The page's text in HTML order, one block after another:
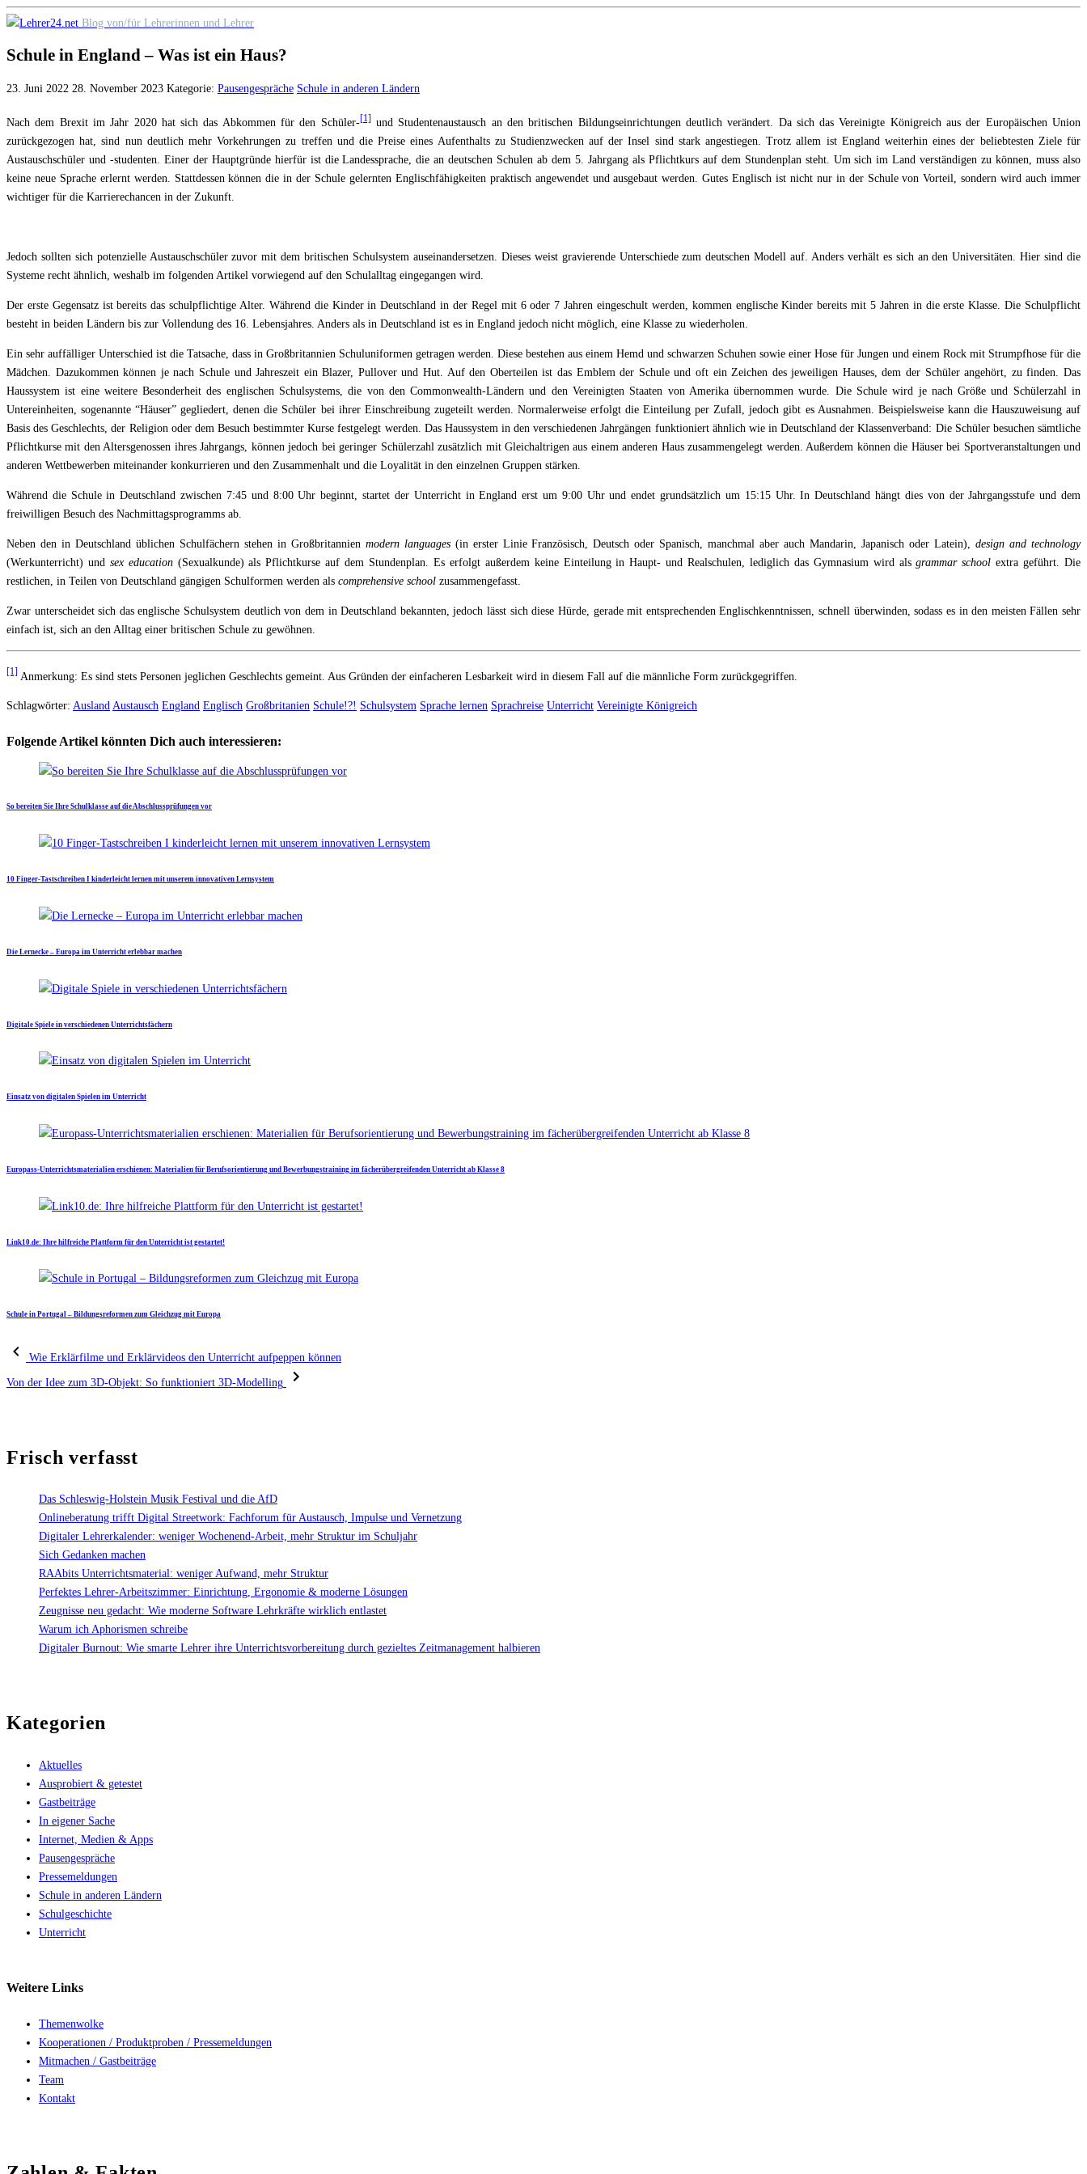
Skip
content
Blog von/für Lehrerinnen und Lehrer
Schule in England – Was ist ein Haus?
23. Juni 2022 28. November 2023 Kategorie: Pausengespräche Schule in anderen Ländern
Nach dem Brexit im Jahr 2020 hat sich das Abkommen für den Schüler-[1]und Studentenaustausch an den britischen Bildungseinrichtungen deutlich verändert. Da sich das Vereinigte Königreich aus der Europäischen Union
zurückgezogen hat, sind nun deutlich mehr Vorkehrungen zu treffen und die Preise eines Aufenthalts zu Studienzwecken auf der Insel sind stark angestiegen. Trotz allem ist England weiterhin eines der beliebtesten Ziele für
Austauschschüler und -studenten. Einer der Hauptgründe hierfür ist die Landessprache, die an deutschen Schulen ab dem 5. Jahrgang als Pflichtkurs auf dem Stundenplan steht. Um sich im Land verständigen zu können, muss also
keine neue Sprache erlernt werden. Stattdessen können die in der Schule gelernten Englischfähigkeiten praktisch angewendet und ausgebaut werden. Gutes Englisch ist nicht nur in der Schule von Vorteil, sondern wird auch immer
wichtiger für die Karrierechancen in der Zukunft.
Jedoch sollten sich potenzielle Austauschschüler zuvor mit dem britischen Schulsystem auseinandersetzen. Dieses weist gravierende Unterschiede zum deutschen Modell auf. Anders verhält es sich an den Universitäten. Hier sind die
Systeme recht ähnlich, weshalb im folgenden Artikel vorwiegend auf den Schulalltag eingegangen wird.
Der erste Gegensatz ist bereits das schulpflichtige Alter. Während die Kinder in Deutschland in der Regel mit 6 oder 7 Jahren eingeschult werden, kommen englische Kinder bereits mit 5 Jahren in die erste Klasse. Die Schulpflicht
besteht in beiden Ländern bis zur Vollendung des 16. Lebensjahres. Anders als in Deutschland ist es in England jedoch nicht möglich, eine Klasse zu wiederholen.
Ein sehr auffälliger Unterschied ist die Tatsache, dass in Großbritannien Schuluniformen getragen werden. Diese bestehen aus einem Hemd und schwarzen Schuhen sowie einer Hose für Jungen und einem Rock mit Strumpfhose für die
Mädchen. Dazukommen können je nach Schule und Jahreszeit ein Blazer, Pullover und Hut. Auf den Oberteilen ist das Emblem der Schule und oft ein Zeichen des jeweiligen Hauses, dem der Schüler angehört, zu finden. Das
Haussystem ist eine weitere Besonderheit des englischen Schulsystems, die von den Commonwealth-Ländern und den Vereinigten Staaten von Amerika übernommen wurde. Die Schule wird je nach Größe und Schülerzahl in
Untereinheiten, sogenannte “Häuser” gegliedert, denen die Schüler bei ihrer Einschreibung zugeteilt werden. Normalerweise erfolgt die Einteilung per Zufall, jedoch gibt es Ausnahmen. Beispielsweise kann die Hauszuweisung auf
Basis des Geschlechts, der Religion oder dem Besuch bestimmter Kurse festgelegt werden. Das Haussystem in den verschiedenen Jahrgängen funktioniert ähnlich wie in Deutschland der Klassenverband: Die Schüler besuchen sämtliche
Pflichtkurse mit den Altersgenossen ihres Jahrgangs, können jedoch bei geringer Schülerzahl zusätzlich mit Gleichaltrigen aus einem anderen Haus zusammengelegt werden. Außerdem können die Häuser bei Sportveranstaltungen und
anderen Wettbewerben miteinander konkurrieren und den Zusammenhalt und die Loyalität in den einzelnen Gruppen stärken.
Während die Schule in Deutschland zwischen 7:45 und 8:00 Uhr beginnt, startet der Unterricht in England erst um 9:00 Uhr und endet grundsätzlich um 15:15 Uhr. In Deutschland hängt dies von der Jahrgangsstufe und dem
freiwilligen Besuch des Nachmittagsprogramms ab.
Neben den in Deutschland üblichen Schulfächern stehen in Großbritannien modern languages(in erster Linie Französisch, Deutsch oder Spanisch, manchmal aber auch Mandarin, Japanisch oder Latein),design and technology
(Werkunterricht) und sex education (Sexualkunde) als Pflichtkurse auf dem Stundenplan. Es erfolgt außerdem keine Einteilung in Haupt- und Realschulen, lediglich das Gymnasium wird alsgrammar schoolextra geführt. Die
restlichen, in Teilen von Deutschland gängigen Schulformen werden als comprehensive school zusammengefasst.
Zwar unterscheidet sich das englische Schulsystem deutlich von dem in Deutschland bekannten, jedoch lässt sich diese Hürde, gerade mit entsprechenden Englischkenntnissen, schnell überwinden, sodass es in den meisten Fällen sehr
einfach ist, sich an den Alltag einer britischen Schule zu gewöhnen.
[1] Anmerkung: Es sind stets Personen jeglichen Geschlechts gemeint. Aus Gründen der einfacheren Lesbarkeit wird in diesem Fall auf die männliche Form zurückgegriffen.
Schlagwörter: Ausland Austausch England Englisch Großbritanien Schule!?! Schulsystem Sprache lernen Sprachreise Unterricht Vereinigte Königreich
Folgende Artikel könnten Dich auch interessieren:
So bereiten Sie Ihre Schulklasse auf die Abschlussprüfungen vor
10 Finger-Tastschreiben I kinderleicht lernen mit unserem innovativen Lernsystem
Die Lernecke – Europa im Unterricht erlebbar machen
Digitale Spiele in verschiedenen Unterrichtsfächern
Einsatz von digitalen Spielen im Unterricht
Europass-Unterrichtsmaterialien erschienen: Materialien für Berufsorientierung und Bewerbungstraining im fächerübergreifenden Unterricht ab Klasse 8
Link10.de: Ihre hilfreiche Plattform für den Unterricht ist gestartet!
Schule in Portugal – Bildungsreformen zum Gleichzug mit Europa
Wie Erklärfilme und Erklärvideos den Unterricht aufpeppen können
Von der Idee zum 3D-Objekt: So funktioniert 3D-Modelling
Frisch verfasst
Das Schleswig-Holstein Musik Festival und die AfD
Onlineberatung trifft Digital Streetwork: Fachforum für Austausch, Impulse und Vernetzung
Digitaler Lehrerkalender: weniger Wochenend-Arbeit, mehr Struktur im Schuljahr
Sich Gedanken machen
RAAbits Unterrichtsmaterial: weniger Aufwand, mehr Struktur
Perfektes Lehrer-Arbeitszimmer: Einrichtung, Ergonomie & moderne Lösungen
Zeugnisse neu gedacht: Wie moderne Software Lehrkräfte wirklich entlastet
Warum ich Aphorismen schreibe
Digitaler Burnout: Wie smarte Lehrer ihre Unterrichtsvorbereitung durch gezieltes Zeitmanagement halbieren
Kategorien
Aktuelles
Ausprobiert & getestet
Gastbeiträge
In eigener Sache
Internet, Medien & Apps
Pausengespräche
Pressemeldungen
Schule in anderen Ländern
Schulgeschichte
Unterricht
Weitere Links
Themenwolke
Kooperationen / Produktproben / Pressemeldungen
Mitmachen / Gastbeiträge
Team
Kontakt